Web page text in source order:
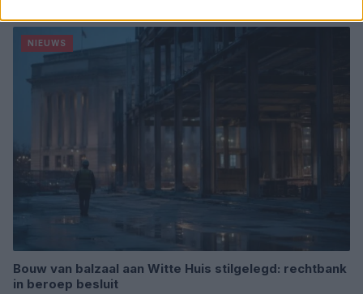
NIEUWS
Bouw van balzaal aan Witte Huis stilgelegd: rechtbank
in beroep besluit